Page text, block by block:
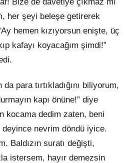
her şeyi beleşe getirerek
hemen kızıyorsun enişte, üç
kafayı koyacağım şimdi!”
para tırtıkladığını biliyorum,
kapı önüne!” diye
kocama dedim zaten, beni
deyince nevrim döndü iyice.
Baldızın suratı değişti,
istersem, hayır demezsin